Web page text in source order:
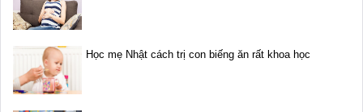
Học mẹ Nhật cách trị con biếng ăn rất khoa học